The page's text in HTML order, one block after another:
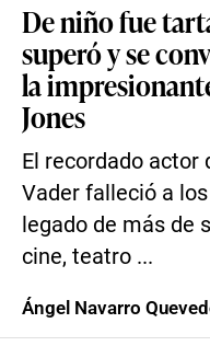
De niño fue
superó y se
la
Jones
El recordado actor
Vader falleció a
legado de más de
cine, teatro ...
Ángel Navarro